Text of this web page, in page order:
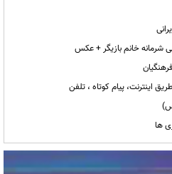
شرمانه خانم بازیگر + عکس
اینترنت، پیام کوتاه ، تلفن
ها